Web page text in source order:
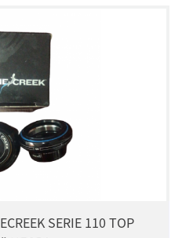
SERIE 110 TOP